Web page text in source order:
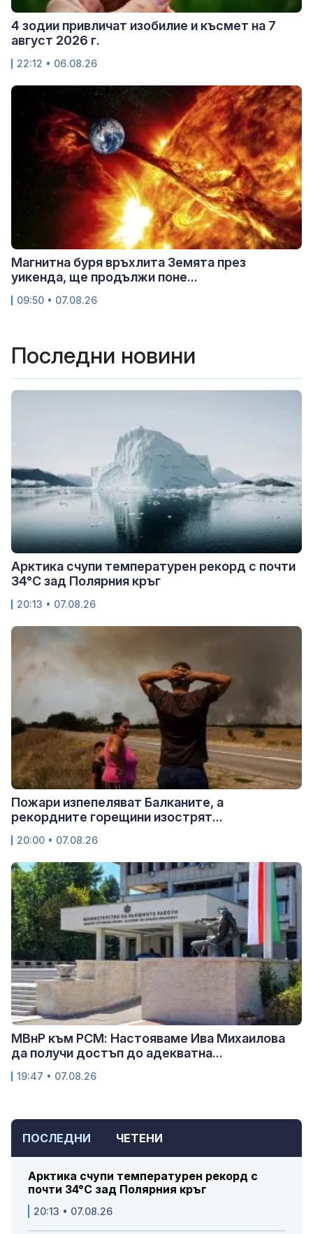
ПОСЛЕДНИ ЧЕТЕНИ
Арктика счупи температурен рекорд с
почти 34°C зад Полярния кръг
20:13 • 07.08.26
4 зодии привличат изобилие и късмет на 7
август 2026 г.
22:12 • 06.08.26
Магнитна буря връхлита Земята през
уикенда, ще продължи поне...
09:50 • 07.08.26
Последни новини
Арктика счупи температурен рекорд с почти
34°C зад Полярния кръг
20:13 • 07.08.26
Пожари изпепеляват Балканите, а
рекордните горещини изострят...
20:00 • 07.08.26
МВнР към РСМ: Настояваме Ива Михаилова
да получи достъп до адекватна...
19:47 • 07.08.26